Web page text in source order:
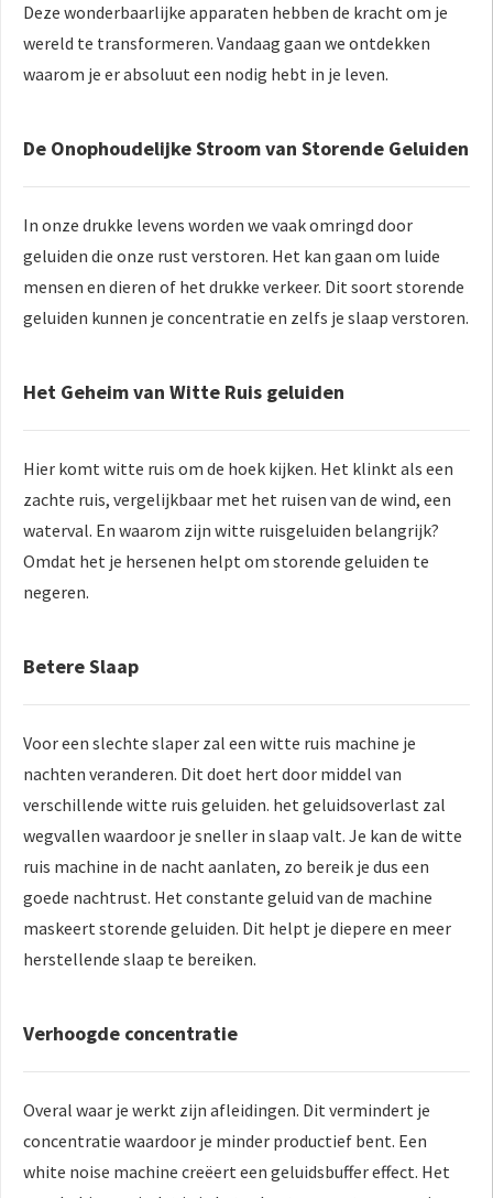
Deze wonderbaarlijke apparaten hebben de kracht om je
wereld te transformeren. Vandaag gaan we ontdekken
waarom je er absoluut een nodig hebt in je leven.
De Onophoudelijke Stroom van Storende Geluiden
In onze drukke levens worden we vaak omringd door
geluiden die onze rust verstoren. Het kan gaan om luide
mensen en dieren of het drukke verkeer. Dit soort storende
geluiden kunnen je concentratie en zelfs je slaap verstoren.
Het Geheim van Witte Ruis geluiden
Hier komt witte ruis om de hoek kijken. Het klinkt als een
zachte ruis, vergelijkbaar met het ruisen van de wind, een
waterval. En waarom zijn witte ruisgeluiden belangrijk?
Omdat het je hersenen helpt om storende geluiden te
negeren.
Betere Slaap
Voor een slechte slaper zal een witte ruis machine je
nachten veranderen. Dit doet hert door middel van
verschillende witte ruis geluiden. het geluidsoverlast zal
wegvallen waardoor je sneller in slaap valt. Je kan de witte
ruis machine in de nacht aanlaten, zo bereik je dus een
goede nachtrust. Het constante geluid van de machine
maskeert storende geluiden. Dit helpt je diepere en meer
herstellende slaap te bereiken.
Verhoogde concentratie
Overal waar je werkt zijn afleidingen. Dit vermindert je
concentratie waardoor je minder productief bent. Een
white noise machine creëert een geluidsbuffer effect. Het